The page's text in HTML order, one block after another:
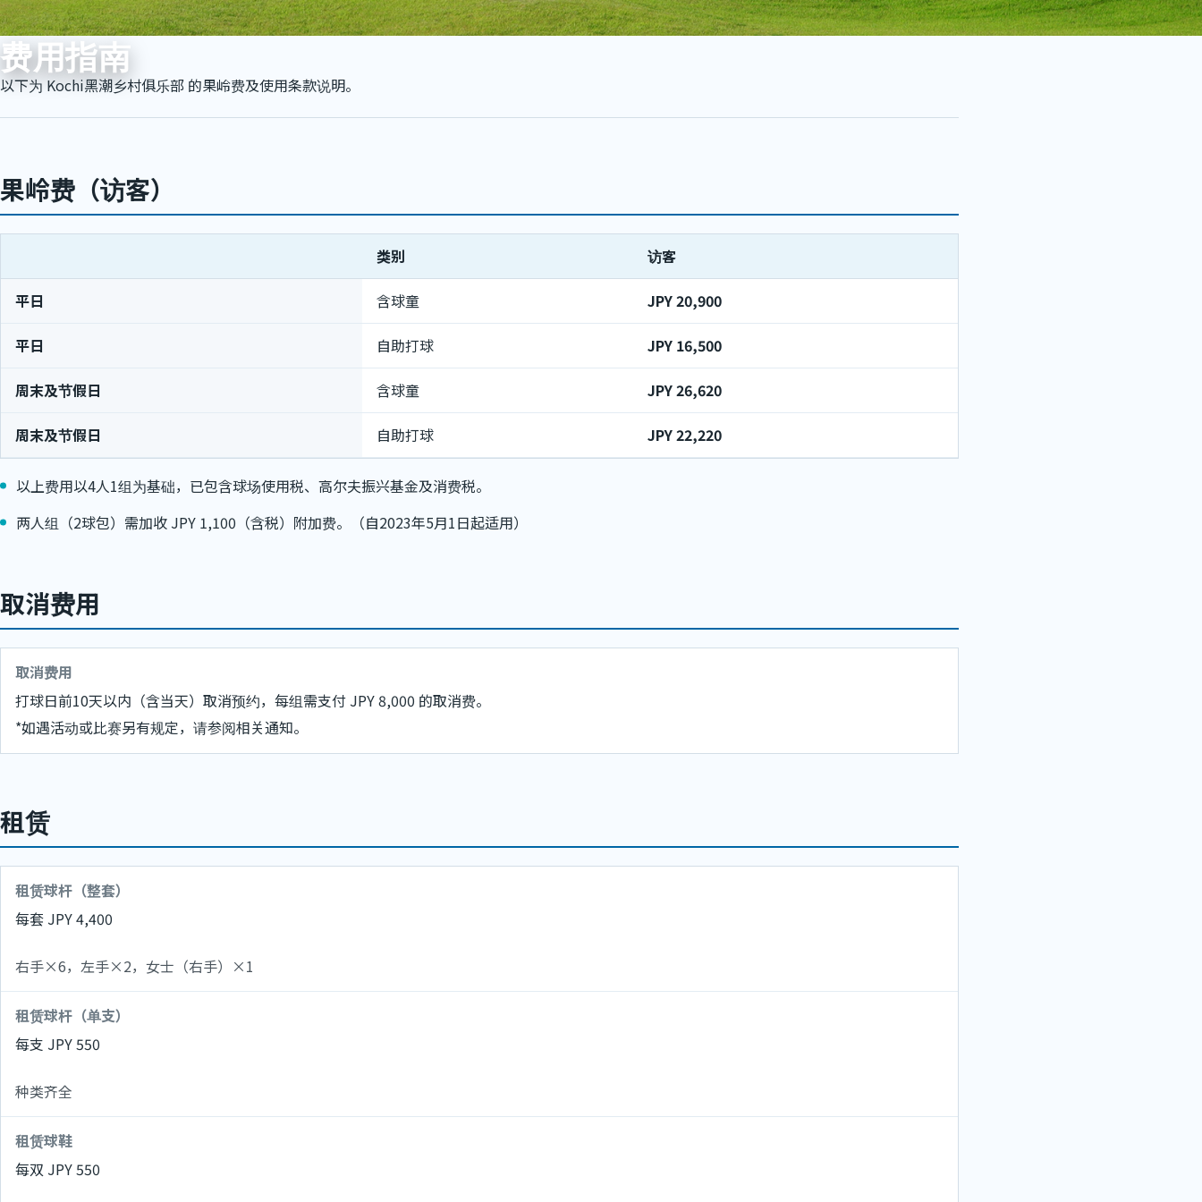
费用指南
以下为 Kochi黑潮乡村俱乐部 的果岭费及使用条款说明。
果岭费（访客）
类别 访客
平日 含球童 JPY 20,900
平日 自助打球 JPY 16,500
周末及节假日 含球童 JPY 26,620
周末及节假日 自助打球 JPY 22,220
以上费用以4人1组为基础，已包含球场使用税、高尔夫振兴基金及消费税。
两人组（2球包）需加收 JPY 1,100（含税）附加费。（自2023年5月1日起适用）
取消费用
取消费用
打球日前10天以内（含当天）取消预约，每组需支付 JPY 8,000 的取消费。
*如遇活动或比赛另有规定，请参阅相关通知。
租赁
租赁球杆（整套）
每套 JPY 4,400
右手×6，左手×2，女士（右手）×1
租赁球杆（单支）
每支 JPY 550
种类齐全
租赁球鞋
每双 JPY 550